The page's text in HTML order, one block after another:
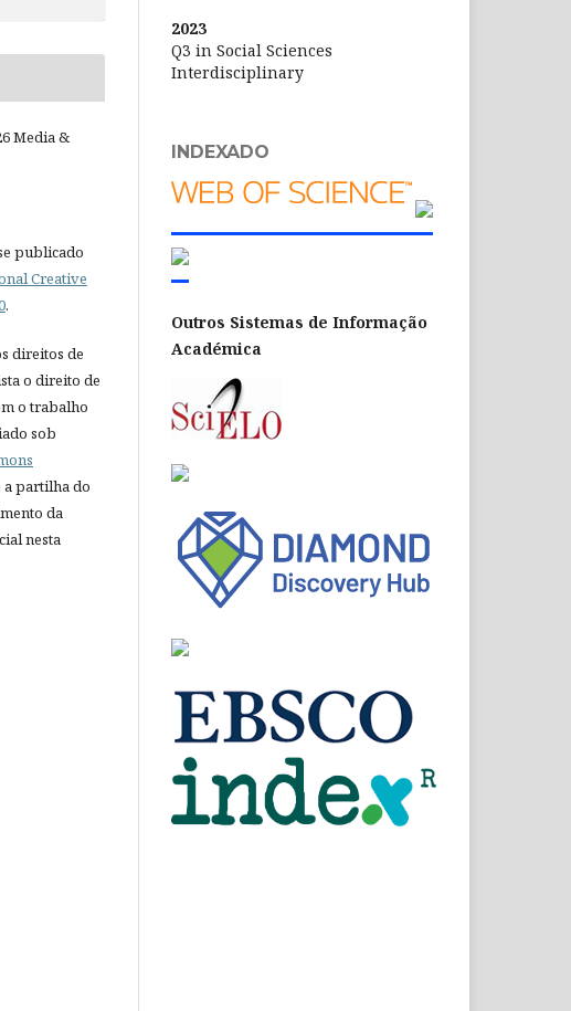
Media &
publicado
Creative
.
direitos de
o direito de
o trabalho
sob
partilha do
da
nesta
2023
Q3 in Social Sciences
Interdisciplinary
INDEXADO
Outros Sistemas de Informação
Académica